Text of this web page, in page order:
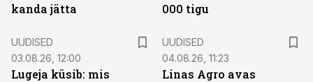
kanda jätta
000 tigu
UUDISED
03.08.26, 12:00
Lugeja küsib: mis
UUDISED
04.08.26, 11:23
Linas Agro avas